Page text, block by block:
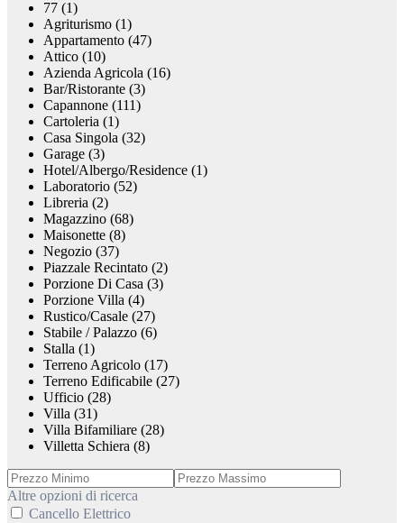
77 (1)
Agriturismo (1)
Appartamento (47)
Attico (10)
Azienda Agricola (16)
Bar/Ristorante (3)
Capannone (111)
Cartoleria (1)
Casa Singola (32)
Garage (3)
Hotel/Albergo/Residence (1)
Laboratorio (52)
Libreria (2)
Magazzino (68)
Maisonette (8)
Negozio (37)
Piazzale Recintato (2)
Porzione Di Casa (3)
Porzione Villa (4)
Rustico/Casale (27)
Stabile / Palazzo (6)
Stalla (1)
Terreno Agricolo (17)
Terreno Edificabile (27)
Ufficio (28)
Villa (31)
Villa Bifamiliare (28)
Villetta Schiera (8)
Altre opzioni di ricerca
Cancello Elettrico